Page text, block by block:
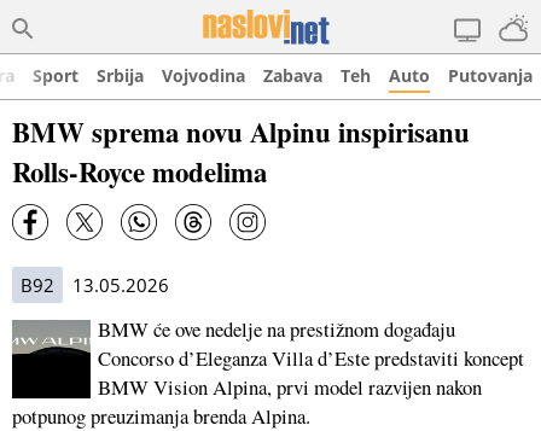
Sport Srbija Vojvodina Zabava Teh Auto Putovanja
BMW sprema novu Alpinu inspirisanu
Rolls-Royce modelima
B92 13.05.2026
BMW će ove nedelje na prestižnom događaju
Concorso d’Eleganza Villa d’Este predstaviti koncept
BMW Vision Alpina, prvi model razvijen nakon
potpunog preuzimanja brenda Alpina.